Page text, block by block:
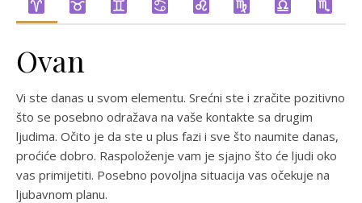
Ovan
Vi ste danas u svom elementu. Srećni ste i zračite pozitivno
što se posebno odražava na vaše kontakte sa drugim
ljudima. Očito je da ste u plus fazi i sve što naumite danas,
proćiće dobro. Raspoloženje vam je sjajno što će ljudi oko
vas primijetiti. Posebno povoljna situacija vas očekuje na
ljubavnom planu.